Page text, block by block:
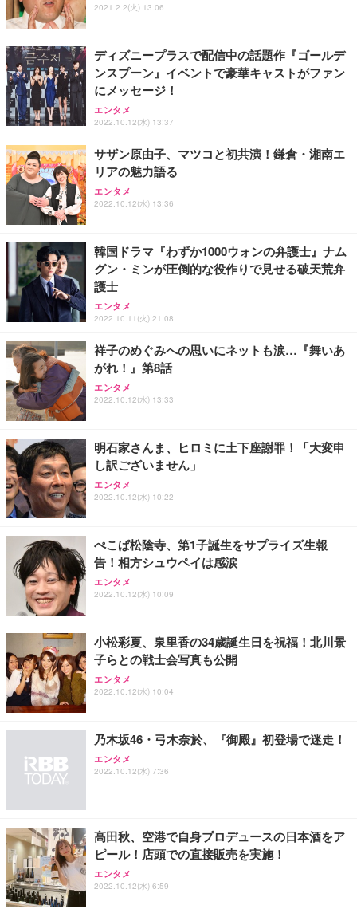
ス圧無段階昇降 360度回転 キャスター付き コンパク
グモニター QD 24.5インチ 1ms FHD 量子ドット 残
2021.2.2(火) 13:06
ディズニープラスで配信中の話題作『ゴールデ
ンスプーン』イベントで豪華キャストがファン
にメッセージ！
エンタメ
2022.10.12(水) 13:37
サザン原由子、マツコと初共演！鎌倉・湘南エ
リアの魅力語る
エンタメ
2022.10.12(水) 13:36
韓国ドラマ『わずか1000ウォンの弁護士』ナム
グン・ミンが圧倒的な役作りで見せる破天荒弁
護士
エンタメ
2022.10.11(火) 21:08
祥子のめぐみへの思いにネットも涙…『舞いあ
がれ！』第8話
エンタメ
2022.10.12(水) 13:33
明石家さんま、ヒロミに土下座謝罪！「大変申
し訳ございません」
エンタメ
2022.10.12(水) 10:22
ぺこぱ松陰寺、第1子誕生をサプライズ生報
告！相方シュウペイは感涙
エンタメ
2022.10.12(水) 10:09
小松彩夏、泉里香の34歳誕生日を祝福！北川景
子らとの戦士会写真も公開
エンタメ
2022.10.12(水) 10:04
乃木坂46・弓木奈於、『御殿』初登場で迷走！
エンタメ
2022.10.12(水) 7:36
高田秋、空港で自身プロデュースの日本酒をア
ピール！店頭での直接販売を実施！
エンタメ
2022.10.12(水) 6:59